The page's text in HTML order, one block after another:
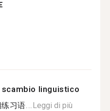
linguistico
习语... Leggi di più